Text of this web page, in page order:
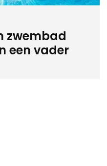
zwembad
een vader